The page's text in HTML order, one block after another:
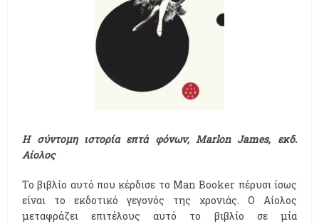
Η σύντομη ιστορία επτά φόνων,Marlon James, εκδ.
Αίολος
Το βιβλίο αυτό που κέρδισε το Man Booker πέρυσι ίσως
είναι το εκδοτικό γεγονός της χρονιάς. Ο Αίολος
μεταφράζει επιτέλους αυτό το βιβλίο σε μία